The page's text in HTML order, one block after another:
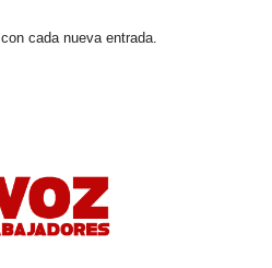
cada nueva entrada.